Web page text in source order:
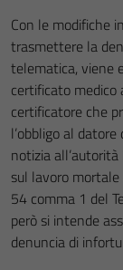
Con le modifiche
trasmettere la
telematica, viene
certificato medico
certificatore che
l’obbligo al
notizia
sul lavoro
54 comma 1 del
però si intende
denuncia di